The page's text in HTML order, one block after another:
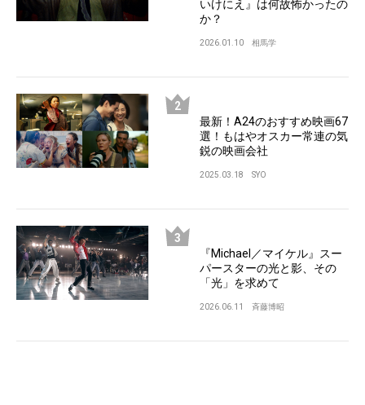
いけにえ』は何故怖かったの
か？
2026.01.10 相馬学
最新！A24のおすすめ映画67
選！もはやオスカー常連の気
鋭の映画会社
2025.03.18 SYO
『Michael／マイケル』スー
パースターの光と影、その
「光」を求めて
2026.06.11 斉藤博昭